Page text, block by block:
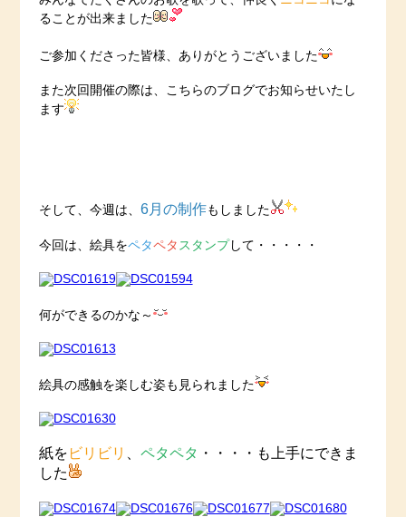
ることが出来ました
ご参加くださった皆様、ありがとうございました
また次回開催の際は、こちらのブログでお知らせいたし
ます
そして、今週は、 6月の制作もしました
今回は、絵具をペタペタ スタンプして・・・・・
何ができるのかな～
絵具の感触を楽しむ姿も見られました
紙を ビリビリ ペタペタ ・・・・も上手にできま
した